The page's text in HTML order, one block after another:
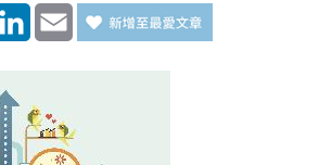
LinkedIn
Email